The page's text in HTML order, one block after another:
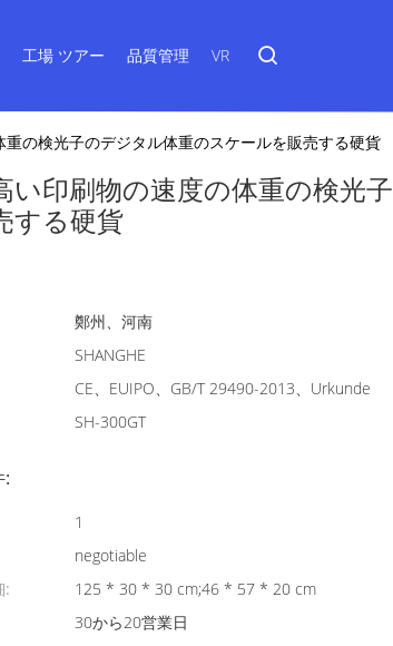
工場 ツアー 品質管理 VR
の検光子のデジタル体重のスケールを販売する硬貨
い印刷物の速度の体重の検光
する硬貨
鄭州、河南
SHANGHE
CE、EUIPO、GB/T 29490-2013、Urkunde
SH-300GT
:
1
negotiable
:
125 * 30 * 30 cm;46 * 57 * 20 cm
30から20営業日